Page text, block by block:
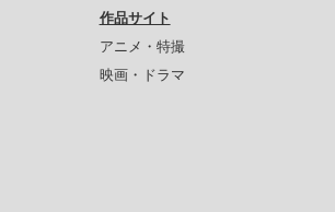
作品サイト
アニメ・特撮
映画・ドラマ